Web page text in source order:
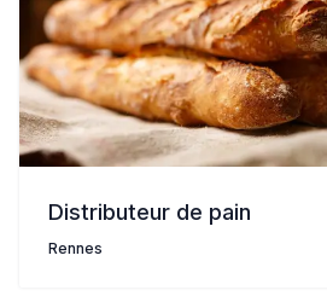
Distributeur de pain
Rennes